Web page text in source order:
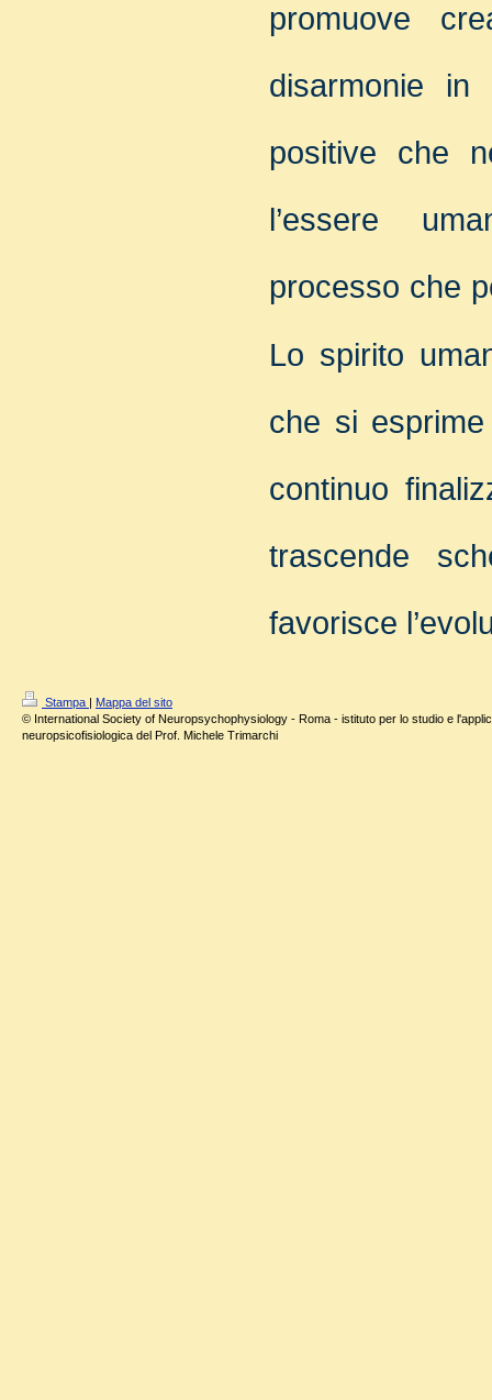
promuove
disarmonie
positive che
l’essere
processo che
Lo spirito
che si
continuo
trascende
favorisce
Stampa | Mappa del sito
© International Society of Neuropsychophysiology - Roma - istituto per lo studio e
neuropsicofisiologica del Prof. Michele Trimarchi